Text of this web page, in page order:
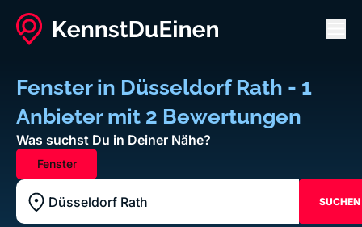
Fenster in Düsseldorf Rath - 1
Anbieter mit 2 Bewertungen
Was suchst Du in Deiner Nähe?
Fenster
Standort z.B. Frankfurt am Main
SUCHEN